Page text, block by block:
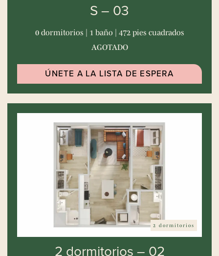
S – 03
0 dormitorios | 1 baño | 472 pies cuadrados
AGOTADO
ÚNETE A LA LISTA DE ESPERA
2 dormitorios
2 dormitorios – 02